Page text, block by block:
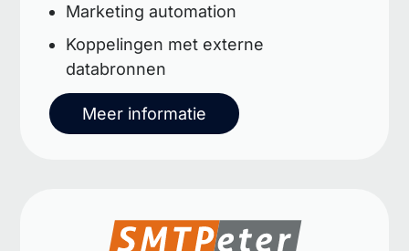
Marketing automation
Koppelingen met externe
databronnen
Meer informatie